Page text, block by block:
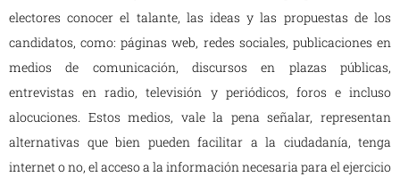
electores conocer el talante, las ideas y las propuestas de los
candidatos, como: páginas web, redes sociales, publicaciones en
medios de comunicación, discursos en plazas públicas,
entrevistas en radio, televisión y periódicos, foros e incluso
alocuciones. Estos medios, vale la pena señalar, representan
alternativas que bien pueden facilitar a la ciudadanía, tenga
internet o no, el acceso a la información necesaria para el ejercicio